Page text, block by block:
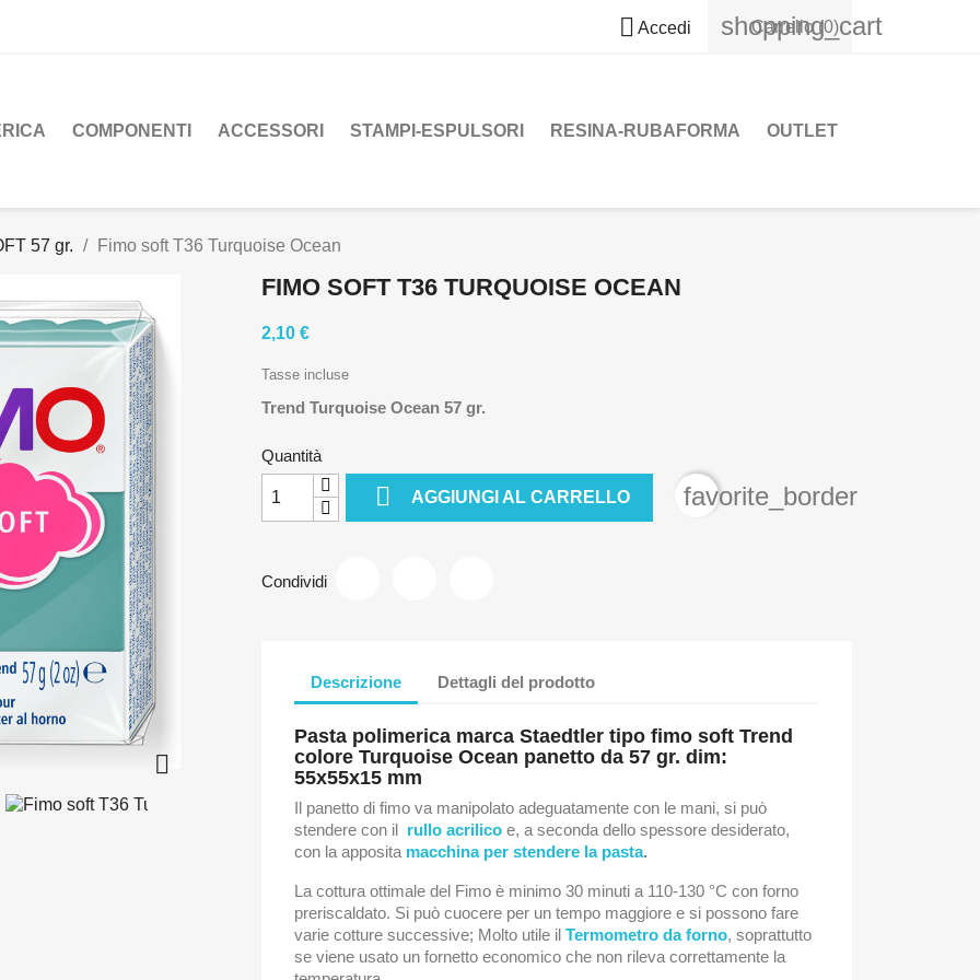
 Accedi shopping_cart
Carrello (0)
COMPONENTI ACCESSORI STAMPI-ESPULSORI RESINA-RUBAFORMA OUTLET
57 gr. Fimo soft T36 Turquoise Ocean

FIMO SOFT T36 TURQUOISE OCEAN
2,10 €
Tasse incluse
Trend Turquoise Ocean 57 gr.
Quantità
 AGGIUNGI AL CARRELLO favorite_border
Condividi
Descrizione Dettagli del prodotto
Pasta polimerica marca Staedtler tipo fimo soft Trend
colore Turquoise Ocean panetto da 57 gr. dim:
55x55x15 mm
Il panetto di fimo va manipolato adeguatamente con le mani, si può
stendere con il rullo acrilico e, a seconda dello spessore desiderato,
con la apposita macchina per stendere la pasta.
La cottura ottimale del Fimo è minimo 30 minuti a 110-130 °C con forno
preriscaldato. Si può cuocere per un tempo maggiore e si possono fare
varie cotture successive; Molto utile il Termometro da forno, soprattutto
se viene usato un fornetto economico che non rileva correttamente la